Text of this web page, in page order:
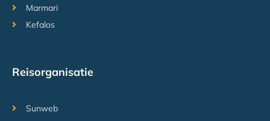
Marmari
Kefalos
Reisorganisatie
Sunweb